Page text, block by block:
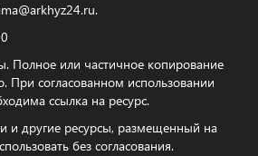
.
Полное или частичное копирование
При согласованном использовании
ссылка на ресурс.
и другие ресурсы, размещенный на
без согласования.